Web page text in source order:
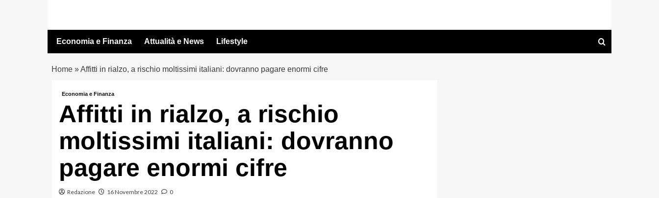
contenuto
Economia e Finanza Attualità e News Lifestyle
Home»Affitti in rialzo, a rischio moltissimi italiani: dovranno pagare enormi cifre
Economia e Finanza
Affitti in rialzo, a rischio
moltissimi italiani: dovranno
pagare enormi cifre
Redazione 16 Novembre 2022 0